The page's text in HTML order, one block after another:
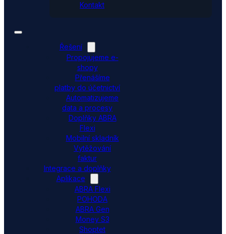
Kontakt
Řešení
Propojujeme e-
shopy
Přenášíme
platby do účetnictví
Automatizujeme
data a procesy
Doplňky ABRA
Flexi
Mobilní skladník
Vytěžování
faktur
Integrace a doplňky
Aplikace
ABRA Flexi
POHODA
ABRA Gen
Money S3
Shoptet